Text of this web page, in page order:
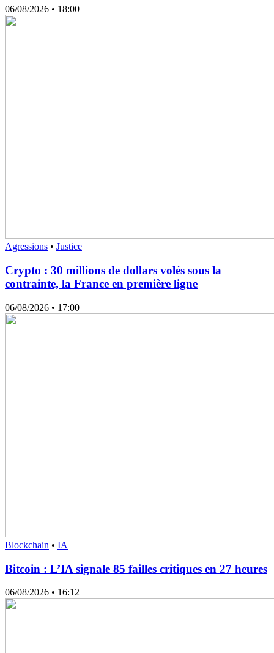
06/08/2026 • 18:00
Agressions • Justice
Crypto : 30 millions de dollars volés sous la
contrainte, la France en première ligne
06/08/2026 • 17:00
Blockchain • IA
Bitcoin : L’IA signale 85 failles critiques en 27 heures
06/08/2026 • 16:12